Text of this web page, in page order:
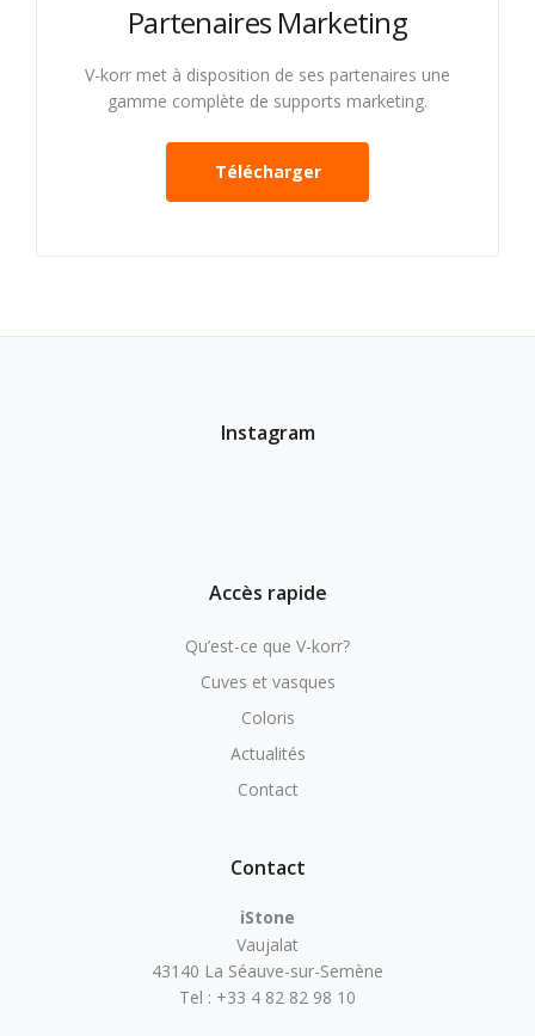
Partenaires Marketing
V-korr met à disposition de ses partenaires une
gamme complète de supports marketing.
Télécharger
Instagram
Accès rapide
Qu’est-ce que V-korr?
Cuves et vasques
Coloris
Actualités
Contact
Contact
iStone
Vaujalat
43140 La Séauve-sur-Semène
Tel : +33 4 82 82 98 10